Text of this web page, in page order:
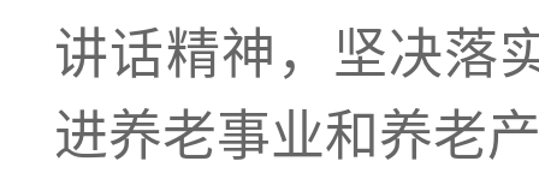
讲话精神，坚决落
进养老事业和养老